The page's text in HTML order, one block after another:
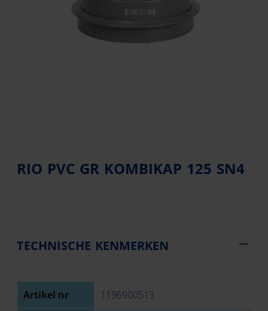
RIO PVC GR KOMBIKAP 125 SN4
TECHNISCHE KENMERKEN
Artikel nr 1196900513